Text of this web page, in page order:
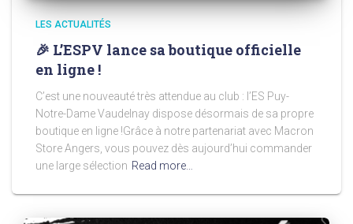
LES ACTUALITÉS
🎉 L’ESPV lance sa boutique officielle
en ligne !
C’est une nouveauté très attendue au club : l’ES Puy-
Notre-Dame Vaudelnay dispose désormais de sa propre
boutique en ligne !Grâce à notre partenariat avec Macron
Store Angers, vous pouvez dès aujourd’hui commander
une large sélection Read more…